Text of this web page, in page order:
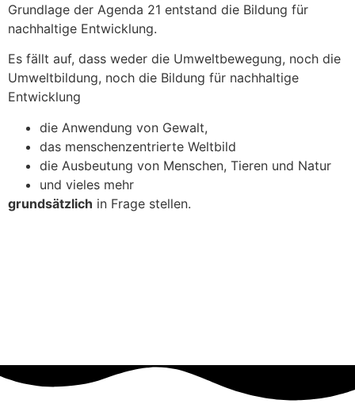
Grundlage der Agenda 21 entstand die Bildung für
nachhaltige Entwicklung.
Es fällt auf, dass weder die Umweltbewegung, noch die
Umweltbildung, noch die Bildung für nachhaltige
Entwicklung
die Anwendung von Gewalt,
das menschenzentrierte Weltbild
die Ausbeutung von Menschen, Tieren und Natur
und vieles mehr
grundsätzlich in Frage stellen.